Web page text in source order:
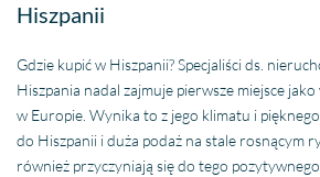
Hiszpanii
Gdzie kupić w Hiszpanii? Specjaliści ds.
Hiszpania nadal zajmuje pierwsze miejsce
w Europie. Wynika to z jego klimatu i
do Hiszpanii i duża podaż na stale rosnącym
również przyczyniają się do tego